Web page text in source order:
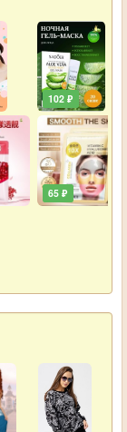
102 ₽
65 ₽